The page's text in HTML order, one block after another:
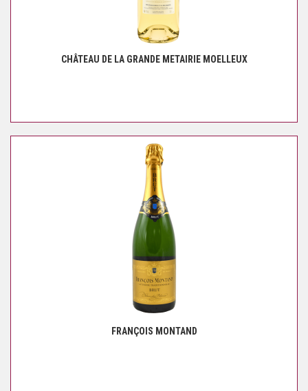
CHÂTEAU DE LA GRANDE METAIRIE MOELLEUX
FRANÇOIS MONTAND